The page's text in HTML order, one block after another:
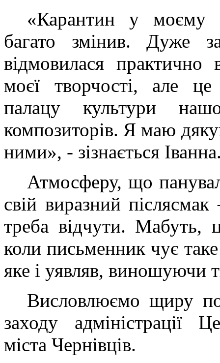
«Карантин у моєму
багато змінив. Дуже
відмовилася практично
моєї творчості, але
палацу культури
композиторів. Я маю
ними», - зізнається
Атмосферу, що
свій виразний
треба відчути. Мабуть,
коли письменник чує
яке і уявляв, виношуючи
Висловлюємо щиру
заходу адміністрації
міста Чернівців.